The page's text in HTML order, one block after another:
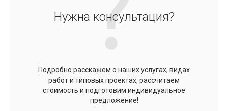
Нужна консультация?
Подробно расскажем о наших услугах, видах
работ и типовых проектах, рассчитаем
стоимость и подготовим индивидуальное
предложение!